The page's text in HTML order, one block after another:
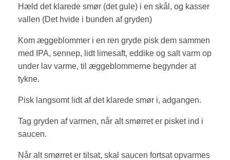
Hæld det klarede smør (det gule) i en skål, og kasser
vallen (Det hvide i bunden af gryden)
Kom æggeblommer i en ren gryde pisk dem sammen
med IPA, sennep, lidt limesaft, eddike og salt varm op
under lav varme, til æggeblommerne begynder at
tykne.
Pisk langsomt lidt af det klarede smør i, adgangen.
Tag gryden af varmen, når alt smørret er pisket ind i
saucen.
Når alt smørret er tilsat, skal saucen fortsat opvarmes